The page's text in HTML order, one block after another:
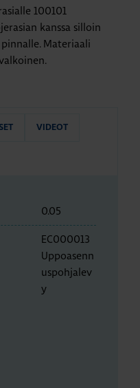
100101
kanssa silloin
Materiaali
VIDEOT
0.05
EC000013
Uppoasenn
uspohjalev
y